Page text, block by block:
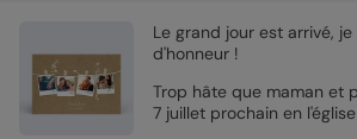
Le grand jour est arrivé,
d'honneur !
Trop hâte que maman et
7 juillet prochain en